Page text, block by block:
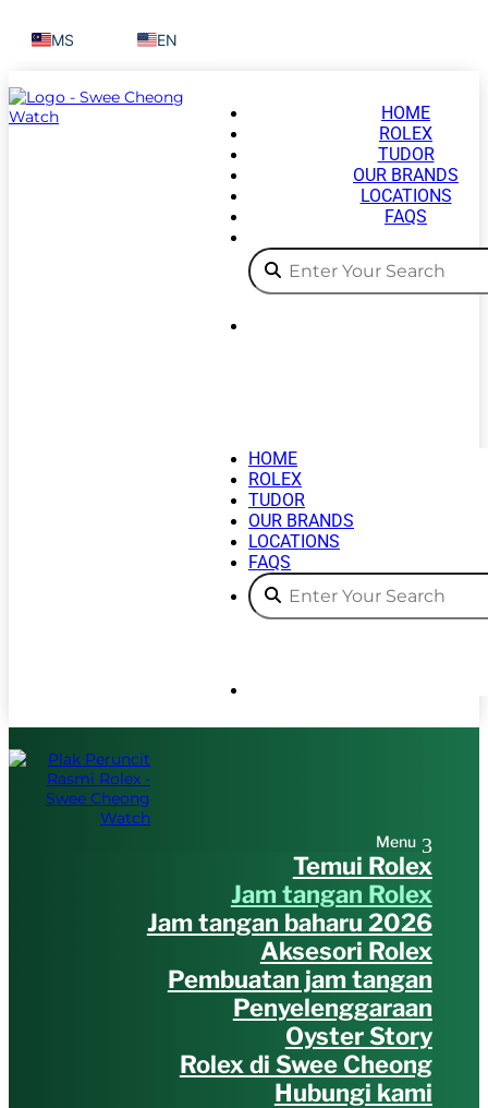
MS EN
HOME
ROLEX
TUDOR
OUR BRANDS
LOCATIONS
FAQS
HOME
ROLEX
TUDOR
OUR BRANDS
LOCATIONS
FAQS
Temui Rolex
Jam tangan Rolex
Jam tangan baharu 2026
Aksesori Rolex
Pembuatan jam tangan
Penyelenggaraan
Oyster Story
Rolex di Swee Cheong
Hubungi kami